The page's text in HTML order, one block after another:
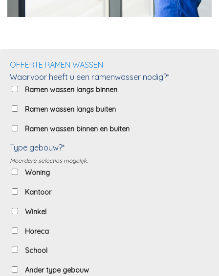
OFFERTE RAMEN WASSEN
Waarvoor heeft u een ramenwasser nodig?*
Ramen wassen langs binnen
Ramen wassen langs buiten
Ramen wassen binnen en buiten
Type gebouw?*
Meerdere selecties mogelijk.
Woning
Kantoor
Winkel
Horeca
School
Ander type gebouw